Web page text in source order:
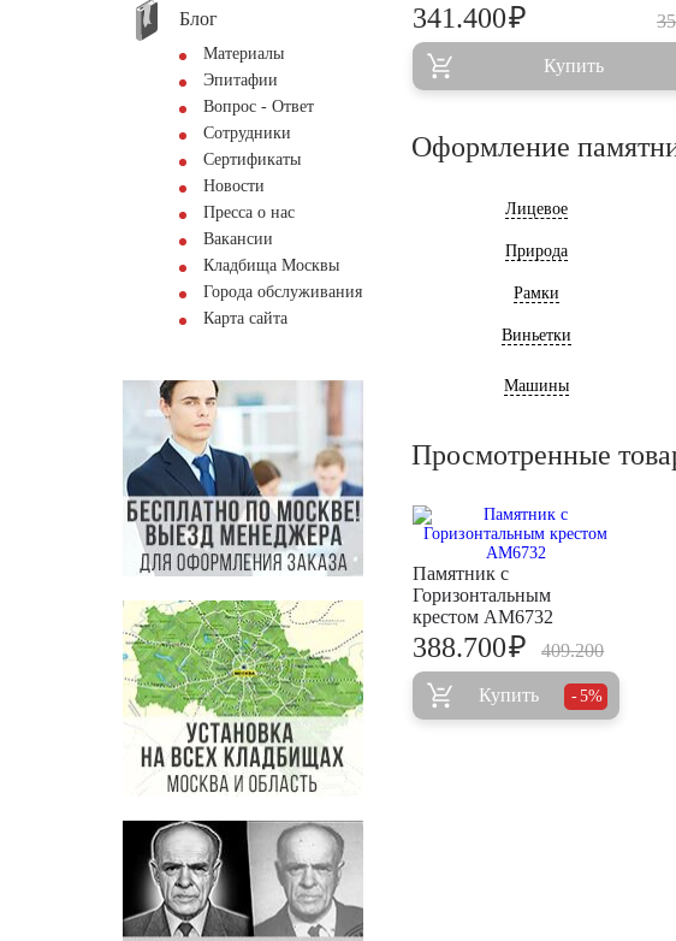
Блог
Материалы
Эпитафии
Вопрос - Ответ
Сотрудники
Сертификаты
Новости
Пресса о нас
Вакансии
Кладбища Москвы
Города обслуживания
Карта сайта
341.400₽
Купить
Оформление
Лицевое
Природа
Рамки
Виньетки
Машины
Просмотренные
Памятник с
Горизонтальным
крестом AM6732
409.200
388.700₽
Купить 5%